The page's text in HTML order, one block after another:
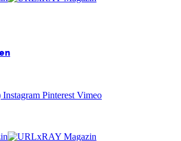
Instagram Pinterest Vimeo